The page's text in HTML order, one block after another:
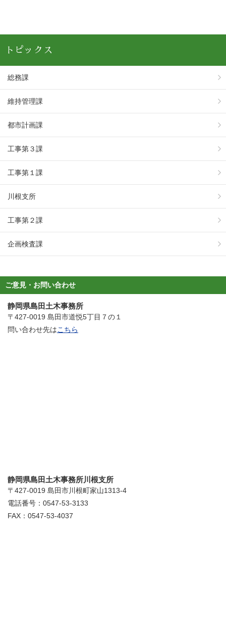
トピックス
総務課
維持管理課
都市計画課
工事第３課
工事第１課
川根支所
工事第２課
企画検査課
ご意見・お問い合わせ
静岡県島田土木事務所
〒427-0019 島田市道悦5丁目７の１
問い合わせ先はこちら
静岡県島田土木事務所川根支所
〒427-0019 島田市川根町家山1313-4
電話番号：0547-53-3133
FAX：0547-53-4037